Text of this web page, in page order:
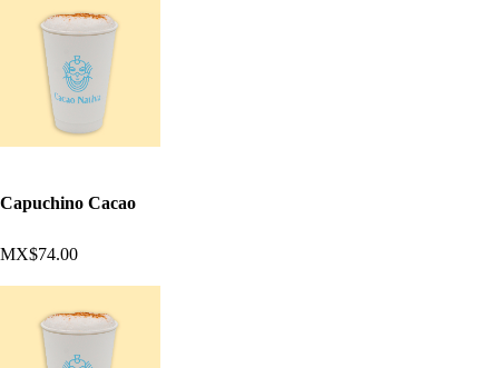
Capuchino Cacao
MX$74.00